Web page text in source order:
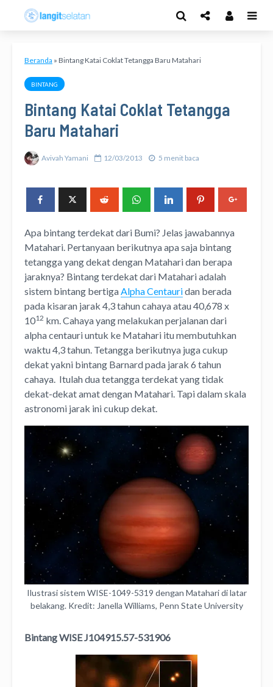
Beranda » Bintang Katai Coklat Tetangga Baru Matahari
BINTANG
Bintang Katai Coklat Tetangga
Baru Matahari
Avivah Yamani 12/03/2013 5 menit baca
Apa bintang terdekat dari Bumi? Jelas jawabannya
Matahari. Pertanyaan berikutnya apa saja bintang
tetangga yang dekat dengan Matahari dan berapa
jaraknya? Bintang terdekat dari Matahari adalah
sistem bintang bertigaAlpha Centauridan berada
pada kisaran jarak 4,3 tahun cahaya atau 40,678 x
1012 km. Cahaya yang melakukan perjalanan dari
alpha centauri untuk ke Matahari itu membutuhkan
waktu 4,3 tahun. Tetangga berikutnya juga cukup
dekat yakni bintang Barnard pada jarak 6 tahun
cahaya. Itulah dua tetangga terdekat yang tidak
dekat-dekat amat dengan Matahari. Tapi dalam skala
astronomi jarak ini cukup dekat.
Ilustrasi sistem WISE-1049-5319 dengan Matahari di latar
belakang. Kredit: Janella Williams, Penn State University
Bintang WISE J104915.57-531906